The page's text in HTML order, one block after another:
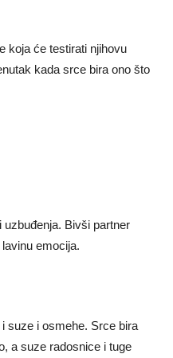
koja će testirati njihovu
kada srce bira ono što
uzbuđenja. Bivši partner
emocija.
suze i osmehe. Srce bira
a suze radosnice i tuge